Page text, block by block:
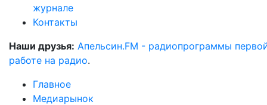
журнале
Контакты
Наши друзья: Апельсин.FM - радиопрограммы
работе на радио.
Главное
Медиарынок